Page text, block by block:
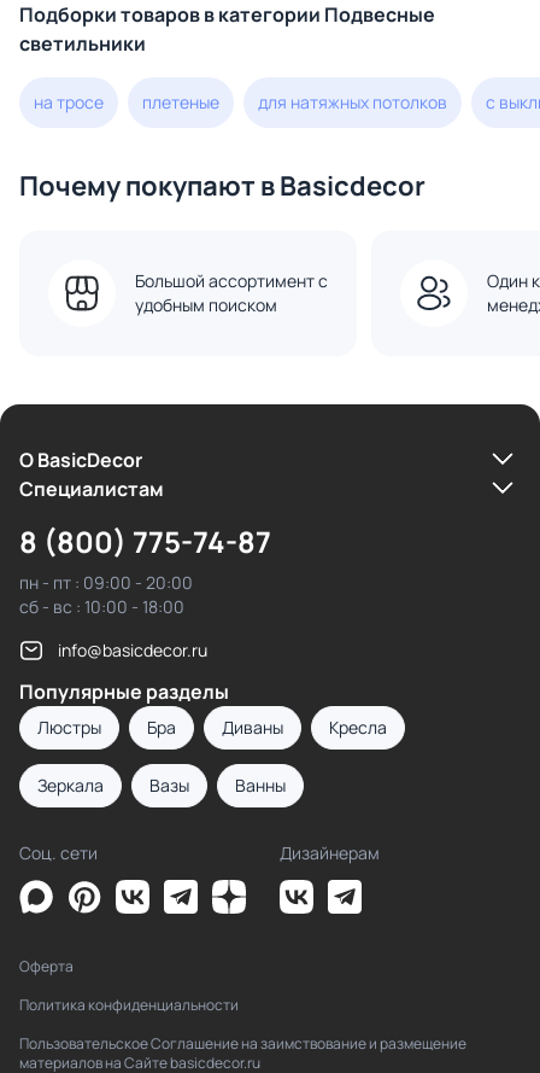
Подборки товаров в категории Подвесные
светильники
на тросе плетеные для натяжных потолков с
Почему покупают в Basicdecor
Большой ассортимент с
удобным поиском
Один
О BasicDecor
Cпециалистам
8 (800) 775-74-87
пн - пт : 09:00 - 20:00
сб - вс : 10:00 - 18:00
info@basicdecor.ru
Популярные разделы
Люстры Бра Диваны Кресла
Зеркала Вазы Ванны
Соц. сети Дизайнерам
Оферта
Политика конфиденциальности
Пользовательское Соглашение на заимствование и размещение
материалов на Сайте basicdecor.ru